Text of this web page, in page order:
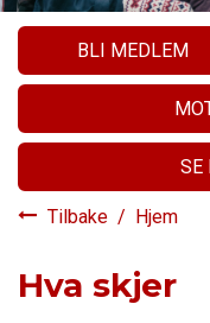
BLI MEDLEM
SE
Tilbake / Hjem
Hva skjer